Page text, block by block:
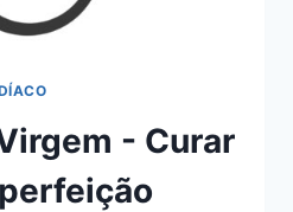
- Curar